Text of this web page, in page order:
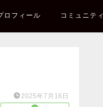
ロフィール コミュニティ
2025年7月16日